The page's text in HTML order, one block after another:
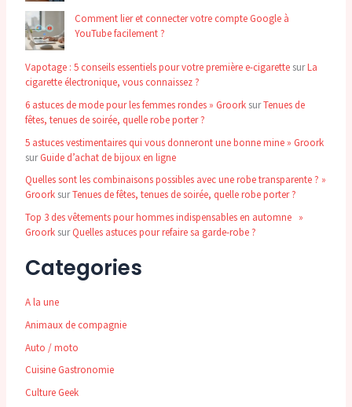
Comment lier et connecter votre compte Google à
YouTube facilement ?
Vapotage : 5 conseils essentiels pour votre première e-cigarette surLa
cigarette électronique, vous connaissez ?
6 astuces de mode pour les femmes rondes » Groork surTenues de
fêtes, tenues de soirée, quelle robe porter ?
5 astuces vestimentaires qui vous donneront une bonne mine » Groork
surGuide d’achat de bijoux en ligne
Quelles sont les combinaisons possibles avec une robe transparente ? »
Groork surTenues de fêtes, tenues de soirée, quelle robe porter ?
Top 3 des vêtements pour hommes indispensables en automne »
Groork surQuelles astuces pour refaire sa garde-robe ?
Categories
A la une
Animaux de compagnie
Auto / moto
Cuisine Gastronomie
Culture Geek